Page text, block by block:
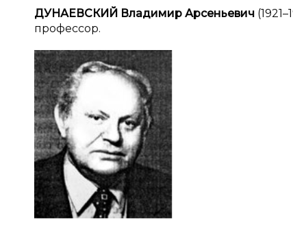
ДУНАЕВСКИЙ Владимир Арсеньевич
профессор.